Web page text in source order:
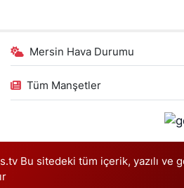
Mersin Hava Durumu
Tüm Manşetler
Bu sitedeki tüm içerik, yazılı ve